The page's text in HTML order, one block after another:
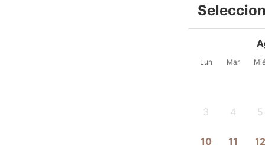
Lun Mar
3 4 5
10 11 12